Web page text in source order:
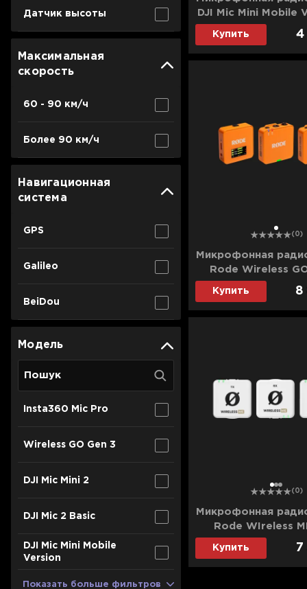
Аксессуары для кофемашин
Чистящие средства
Показать все >>
Для 3D-принтеров
Для принтеров
Для кофемашин
Датчик высоты
Максимальная
скорость
60 - 90 км/ч
Более 90 км/ч
Навигационная
система
GPS
Galileo
BeiDou
Модель
Insta360 Mic Pro
Wireless GO Gen 3
DJI Mic Mini 2
DJI Mic 2 Basic
DJI Mic Mini Mobile
Version
Показать больше фильтров
DJI Mic Mini Mobile
TX + 1 Mobile
Купить 4
1 (0)
Микрофонная
Rode Wireless
(Orange)
Купить 8
12 3 (0)
Микрофонная
Rode WIreless
(White)
Купить 7